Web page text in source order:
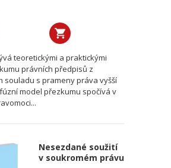
teoretickými a praktickými
právních předpisů z
souladu s prameny práva vyšší
model přezkumu spočívá v
Nesezdané soužití
v soukromém právu